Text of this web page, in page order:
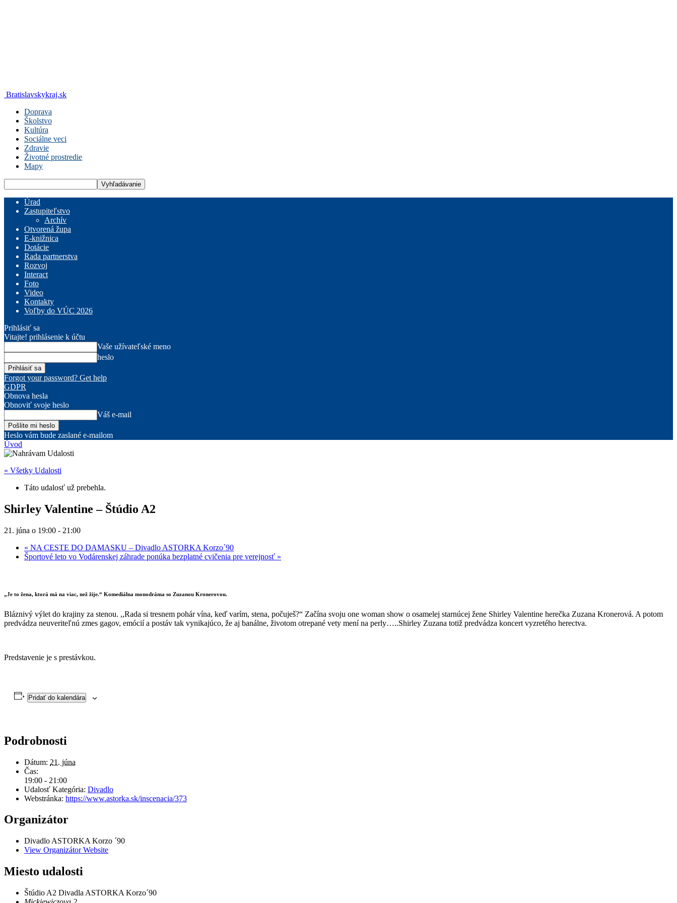
Bratislavskykraj.sk
Doprava
Školstvo
Kultúra
Sociálne veci
Zdravie
Životné prostredie
Mapy
Úrad
Zastupiteľstvo
Archív
Otvorená župa
E-knižnica
Dotácie
Rada partnerstva
Rozvoj
Interact
Foto
Video
Kontakty
Voľby do VÚC 2026
Prihlásiť sa
Vitajte! prihlásenie k účtu
Vaše užívateľské meno
heslo
Forgot your password? Get help
GDPR
Obnova hesla
Obnoviť svoje heslo
Váš e-mail
Heslo vám bude zaslané e-mailom
Úvod
« Všetky Udalosti
Táto udalosť už prebehla.
Shirley Valentine – Štúdio A2
21. júna o 19:00 - 21:00
« NA CESTE DO DAMASKU – Divadlo ASTORKA Korzo´90
Športové leto vo Vodárenskej záhrade ponúka bezplatné cvičenia pre verejnosť »
„Je to žena, ktorá má na viac, než žije.“ Komediálna monodráma so Zuzanou Kronerovou.
Bláznivý výlet do krajiny za stenou. ,,Rada si tresnem pohár vína, keď varím, stena, počuješ?“ Začína svoju one woman show o osamelej starnúcej žene Shirley Valentine herečka Zuzana Kronerová. A potom
predvádza neuveriteľnú zmes gagov, emócií a postáv tak vynikajúco, že aj banálne, životom otrepané vety mení na perly…..Shirley Zuzana totiž predvádza koncert vyzretého herectva.
Predstavenie je s prestávkou.
Pridať do kalendára
Podrobnosti
Dátum: 21. júna
Čas:
19:00 - 21:00
Udalosť Kategória: Divadlo
Webstránka: https://www.astorka.sk/inscenacia/373
Organizátor
Divadlo ASTORKA Korzo ´90
View Organizátor Website
Miesto udalosti
Štúdio A2 Divadla ASTORKA Korzo´90